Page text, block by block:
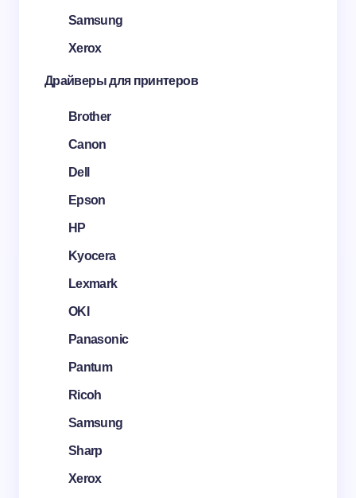
Samsung
Xerox
Драйверы для принтеров
Brother
Canon
Dell
Epson
HP
Kyocera
Lexmark
OKI
Panasonic
Pantum
Ricoh
Samsung
Sharp
Xerox